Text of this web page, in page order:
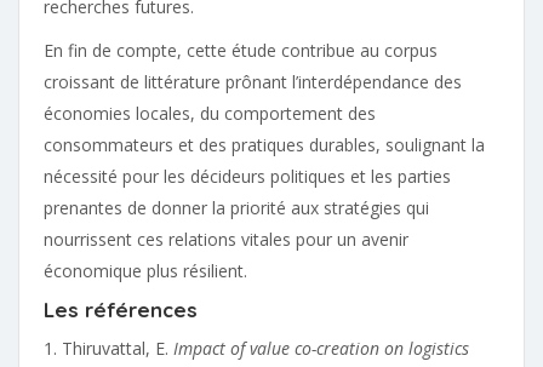
recherches futures.
En fin de compte, cette étude contribue au corpus
croissant de littérature prônant l’interdépendance des
économies locales, du comportement des
consommateurs et des pratiques durables, soulignant la
nécessité pour les décideurs politiques et les parties
prenantes de donner la priorité aux stratégies qui
nourrissent ces relations vitales pour un avenir
économique plus résilient.
Les références
1. Thiruvattal, E. Impact of value co-creation on logistics